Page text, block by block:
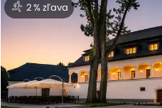
2 % zľava